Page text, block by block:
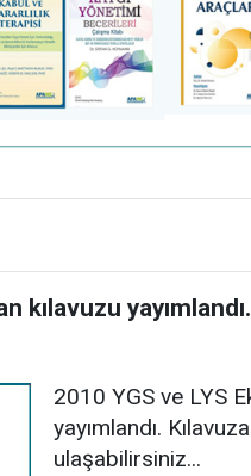
kılavuzu
2010 YGS ve LYS
yayımlandı.
ulaşabilirsiniz...